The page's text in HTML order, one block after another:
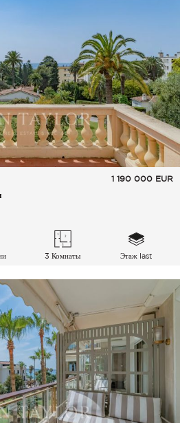
1 190 000 EUR
3 Комнаты Этаж last